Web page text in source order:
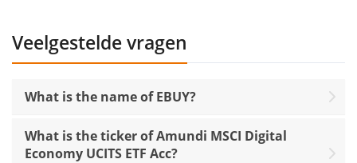
Veelgestelde vragen
What is the name of EBUY?
What is the ticker of Amundi MSCI Digital
Economy UCITS ETF Acc?